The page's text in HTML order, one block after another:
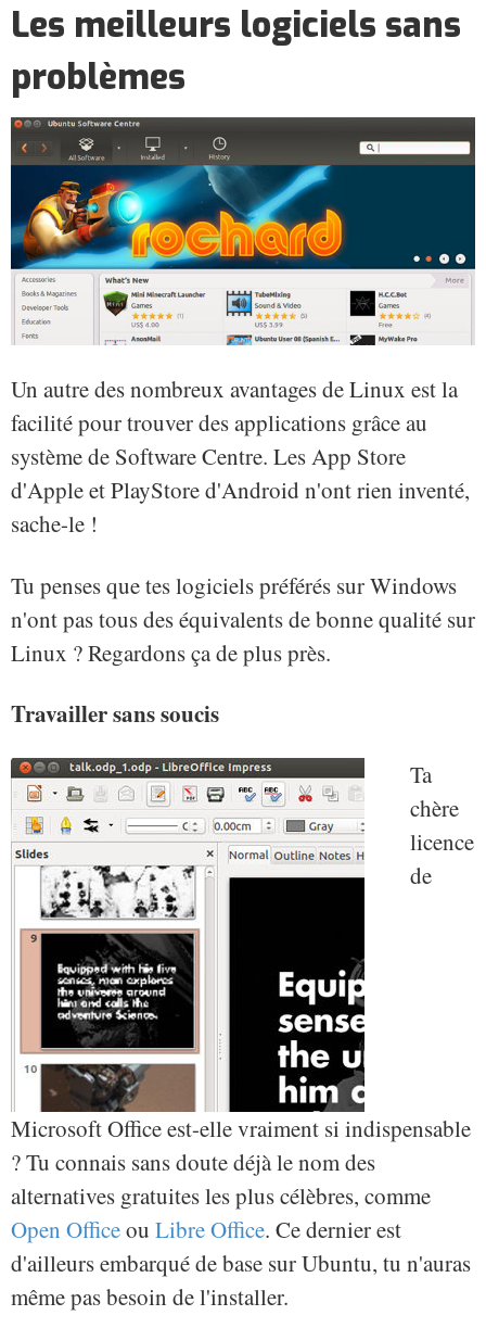
Les meilleurs logiciels sans
problèmes
Un autre des nombreux avantages de Linux est la
facilité pour trouver des applications grâce au
système de Software Centre. Les App Store
d'Apple et PlayStore d'Android n'ont rien inventé,
sache-le !
Tu penses que tes logiciels préférés sur Windows
n'ont pas tous des équivalents de bonne qualité sur
Linux ? Regardons ça de plus près.
Travailler sans soucis
Ta
chère
licence
de
Microsoft Office est-elle vraiment si indispensable
? Tu connais sans doute déjà le nom des
alternatives gratuites les plus célèbres, comme
Open Officeou Libre Office. Ce dernier est
d'ailleurs embarqué de base sur Ubuntu, tu n'auras
même pas besoin de l'installer.